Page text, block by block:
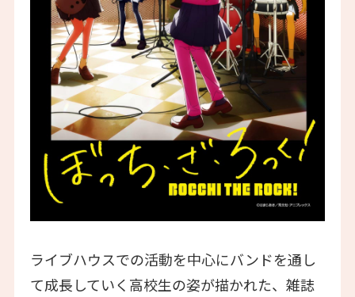
ライブハウスでの活動を中心にバンドを通し
て成長していく高校生の姿が描かれた、雑誌